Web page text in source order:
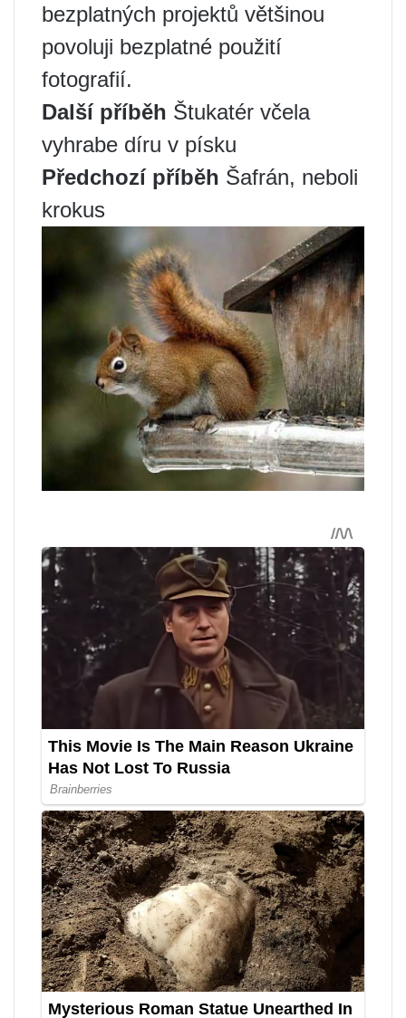
bezplatných projektů většinou
povoluji bezplatné použití
fotografií.
Další příběh Štukatér včela
vyhrabe díru v písku
Předchozí příběh Šafrán, neboli
krokus